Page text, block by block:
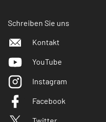
Schreiben Sie uns
Kontakt
YouTube
Instagram
Facebook